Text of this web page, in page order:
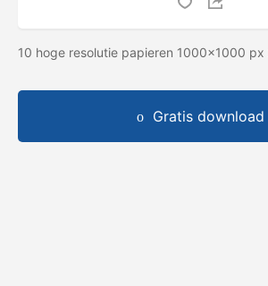
10 hoge resolutie papieren 1000x1000
Gratis download